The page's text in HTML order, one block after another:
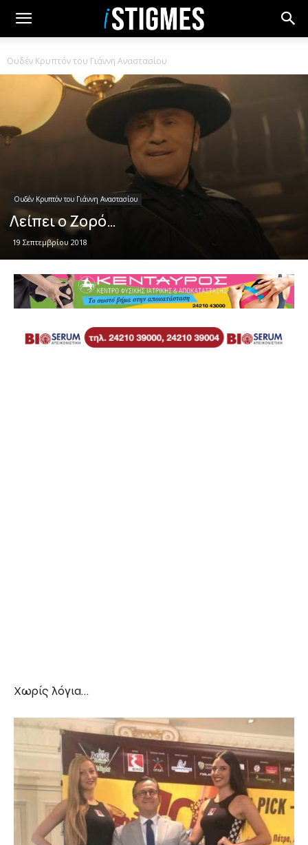
Ουδέν Κρυπτόν του Γιάννη Αναστασίου
Ουδέν Κρυπτόν του Γιάννη Αναστασίου
Λείπει ο Ζορό…
19 Σεπτεμβρίου 2018
Χωρίς λόγια…